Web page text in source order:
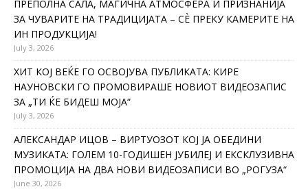
ПРЕПОЛНА САЛА, МАГИЧНА АТМОСФЕРА И ПРИЗНАНИЈА
ЗА ЧУВАРИТЕ НА ТРАДИЦИЈАТА – СÈ ПРЕКУ КАМЕРИТЕ НА
ИН ПРОДУКЦИЈА!
July 3, 2026
ХИТ КОЈ ВЕЌЕ ГО ОСВОЈУВА ПУБЛИКАТА: КИРЕ
НАУНОВСКИ ГО ПРОМОВИРАШЕ НОВИОТ ВИДЕОЗАПИС
ЗА „ТИ ЌЕ БИДЕШ МОЈА“
July 3, 2026
АЛЕКСАНДАР ИЦОВ – ВИРТУОЗОТ КОЈ ЈА ОБЕДИНИ
МУЗИКАТА: ГОЛЕМ 10-ГОДИШЕН ЈУБИЛЕЈ И ЕКСКЛУЗИВНА
ПРОМОЦИЈА НА ДВА НОВИ ВИДЕОЗАПИСИ ВО „РОГУЗА“
June 30, 2026